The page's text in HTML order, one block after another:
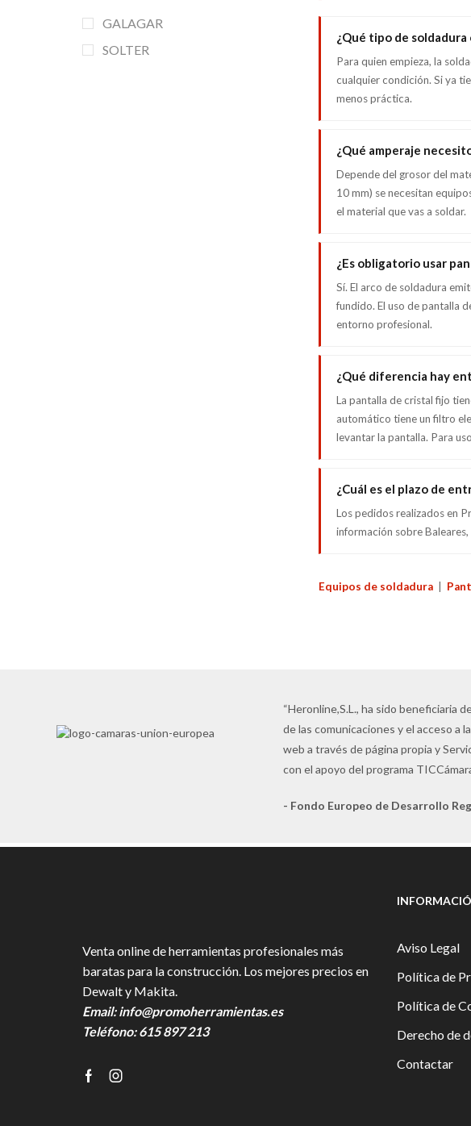
¿Qué tipo de soldadura
Para quien empieza, la
cualquier condición. Si ya
menos práctica.
¿Qué amperaje
Depende del grosor del
10 mm) se necesitan
el material que vas a soldar.
¿Es obligatorio usar
Sí. El arco de soldadura
fundido. El uso de pantalla
entorno profesional.
¿Qué diferencia hay
La pantalla de cristal fijo
automático tiene un filtro
levantar la pantalla. Para
¿Cuál es el plazo de
Los pedidos realizados en
información sobre
Equipos de soldadura|
GALAGAR
SOLTER
“Heronline,S.L., ha sido beneficiaria
de las comunicaciones y el acceso a
web a través de página propia y
con el apoyo del programa
- Fondo Europeo de Desarrollo
Venta online de herramientas profesionales más
baratas para la construcción. Los mejores precios en
Dewalt y Makita.
Email:info@promoherramientas.es
Teléfono:615 897 213
FacebookInstagram
Aviso Legal
Política de
Política de
Derecho de
Contactar